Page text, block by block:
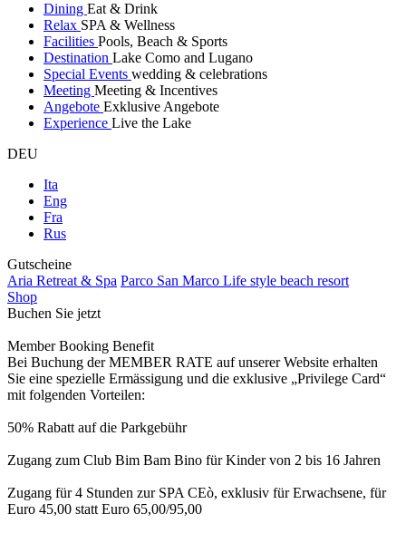
Dining Eat & Drink
Relax SPA & Wellness
Facilities Pools, Beach & Sports
Destination Lake Como and Lugano
Special Events wedding & celebrations
Meeting Meeting & Incentives
Angebote Exklusive Angebote
Experience Live the Lake
DEU
Ita
Eng
Fra
Rus
Gutscheine
Aria Retreat & Spa Parco San Marco Life style beach resort
Shop
Buchen Sie jetzt
Member Booking Benefit
Bei Buchung der MEMBER RATE auf unserer Website erhalten
Sie eine spezielle Ermässigung und die exklusive „Privilege Card“
mit folgenden Vorteilen:
50% Rabatt auf die Parkgebühr
Zugang zum Club Bim Bam Bino für Kinder von 2 bis 16 Jahren
Zugang für 4 Stunden zur SPA CEò, exklusiv für Erwachsene, für
Euro 45,00 statt Euro 65,00/95,00